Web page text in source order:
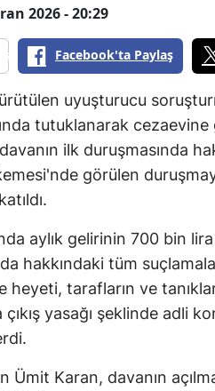
2026 - 20:29
Facebook'ta Paylaş
uyuşturucu
tutuklanarak
ilk duruşmasında
görülen
aylık gelirinin 700 bin
hakkındaki tüm
tarafların ve
çıkış yasağı şeklinde adli
Ümit Karan, davanın